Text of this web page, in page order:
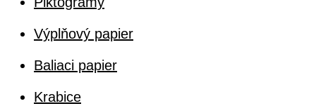
Výplňový papier
Baliaci papier
Krabice